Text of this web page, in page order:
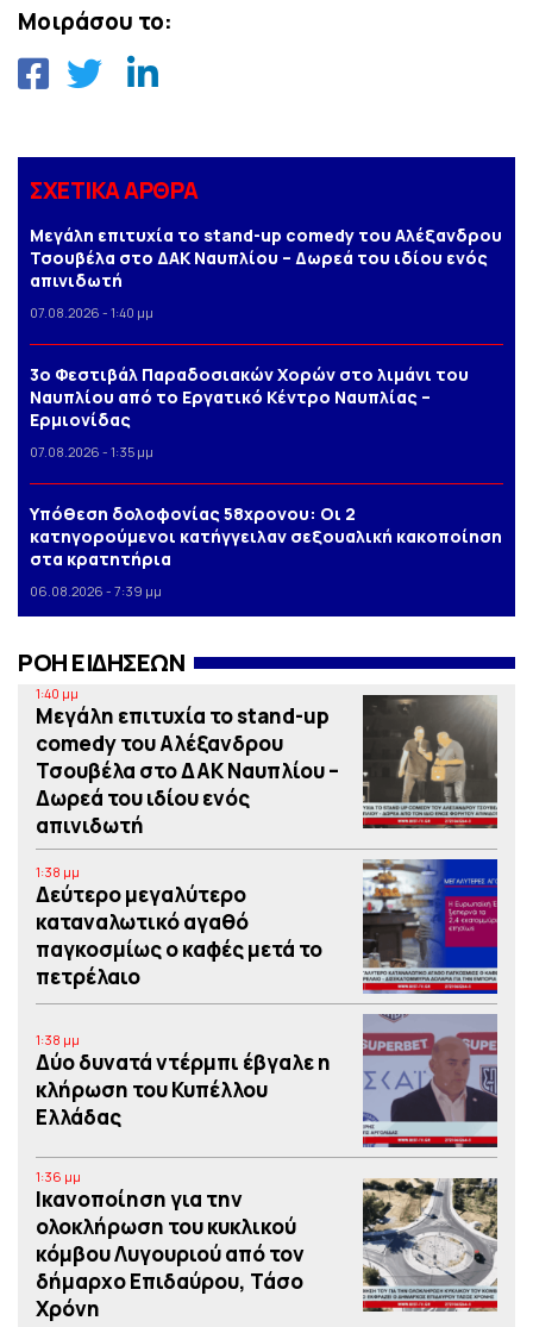
Μοιράσου το:
ΣΧΕΤΙΚΑ ΑΡΘΡΑ
Μεγάλη επιτυχία το stand-up comedy του Αλέξανδρου
Τσουβέλα στο ΔΑΚ Ναυπλίου – Δωρεά του ιδίου ενός
απινιδωτή
07.08.2026 - 1:40 μμ
3o Φεστιβάλ Παραδοσιακών Χορών στο λιμάνι του
Ναυπλίου από το Εργατικό Κέντρο Ναυπλίας –
Ερμιονίδας
07.08.2026 - 1:35 μμ
Yπόθεση δολοφονίας 58χρονου: Οι 2
κατηγορούμενοι κατήγγειλαν σεξουαλική κακοποίηση
στα κρατητήρια
06.08.2026 - 7:39 μμ
ΡΟΗ ΕΙΔΗΣΕΩΝ
1:40 μμ
Μεγάλη επιτυχία το stand-up
comedy του Αλέξανδρου
Τσουβέλα στο ΔΑΚ Ναυπλίου –
Δωρεά του ιδίου ενός
απινιδωτή
1:38 μμ
Δεύτερο μεγαλύτερο
καταναλωτικό αγαθό
παγκοσμίως ο καφές μετά το
πετρέλαιο
1:38 μμ
Δύο δυνατά ντέρμπι έβγαλε η
κλήρωση του Κυπέλλου
Ελλάδας
1:36 μμ
Iκανοποίηση για την
ολοκλήρωση του κυκλικού
κόμβου Λυγουριού από τον
δήμαρχο Επιδαύρου, Τάσο
Χρόνη